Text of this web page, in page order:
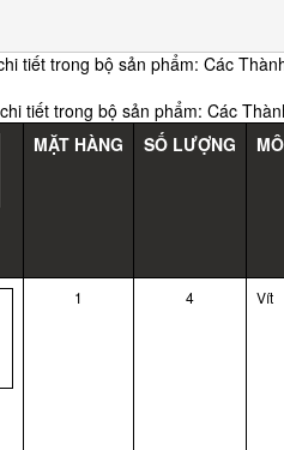
tiết trong bộ sản phẩm: Các
tiết trong bộ sản phẩm: Các
MẶT HÀNG
SỐ LƯỢNG
1 4 Vít